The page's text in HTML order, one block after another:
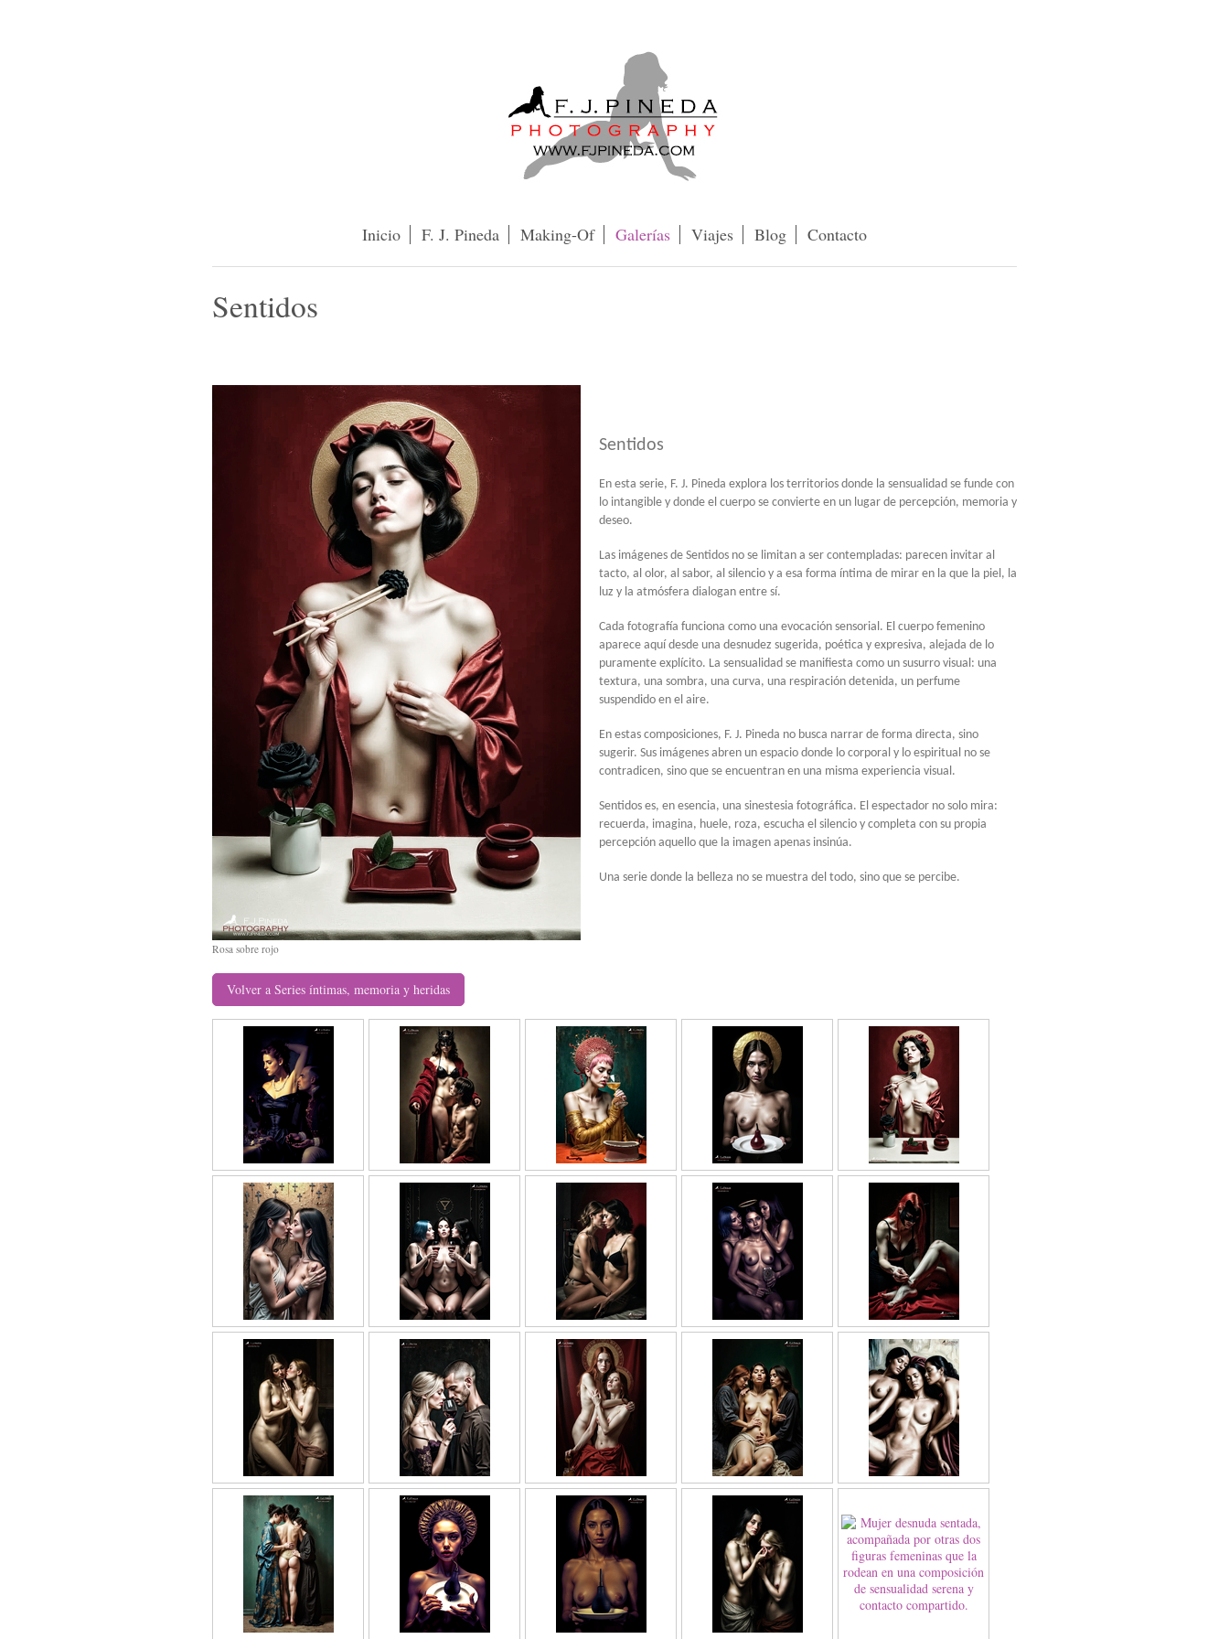
Inicio F. J. Pineda Making-Of Galerías Viajes Blog Contacto
Sentidos
Rosa sobre rojo
Sentidos
En esta serie, F. J. Pineda explora los territorios donde la sensualidad se funde con
lo intangible y donde el cuerpo se convierte en un lugar de percepción, memoria y
deseo.
Las imágenes de Sentidos no se limitan a ser contempladas: parecen invitar al
tacto, al olor, al sabor, al silencio y a esa forma íntima de mirar en la que la piel, la
luz y la atmósfera dialogan entre sí.
Cada fotografía funciona como una evocación sensorial. El cuerpo femenino
aparece aquí desde una desnudez sugerida, poética y expresiva, alejada de lo
puramente explícito. La sensualidad se manifiesta como un susurro visual: una
textura, una sombra, una curva, una respiración detenida, un perfume
suspendido en el aire.
En estas composiciones, F. J. Pineda no busca narrar de forma directa, sino
sugerir. Sus imágenes abren un espacio donde lo corporal y lo espiritual no se
contradicen, sino que se encuentran en una misma experiencia visual.
Sentidos es, en esencia, una sinestesia fotográfica. El espectador no solo mira:
recuerda, imagina, huele, roza, escucha el silencio y completa con su propia
percepción aquello que la imagen apenas insinúa.
Una serie donde la belleza no se muestra del todo, sino que se percibe.
Volver a Series íntimas, memoria y heridas